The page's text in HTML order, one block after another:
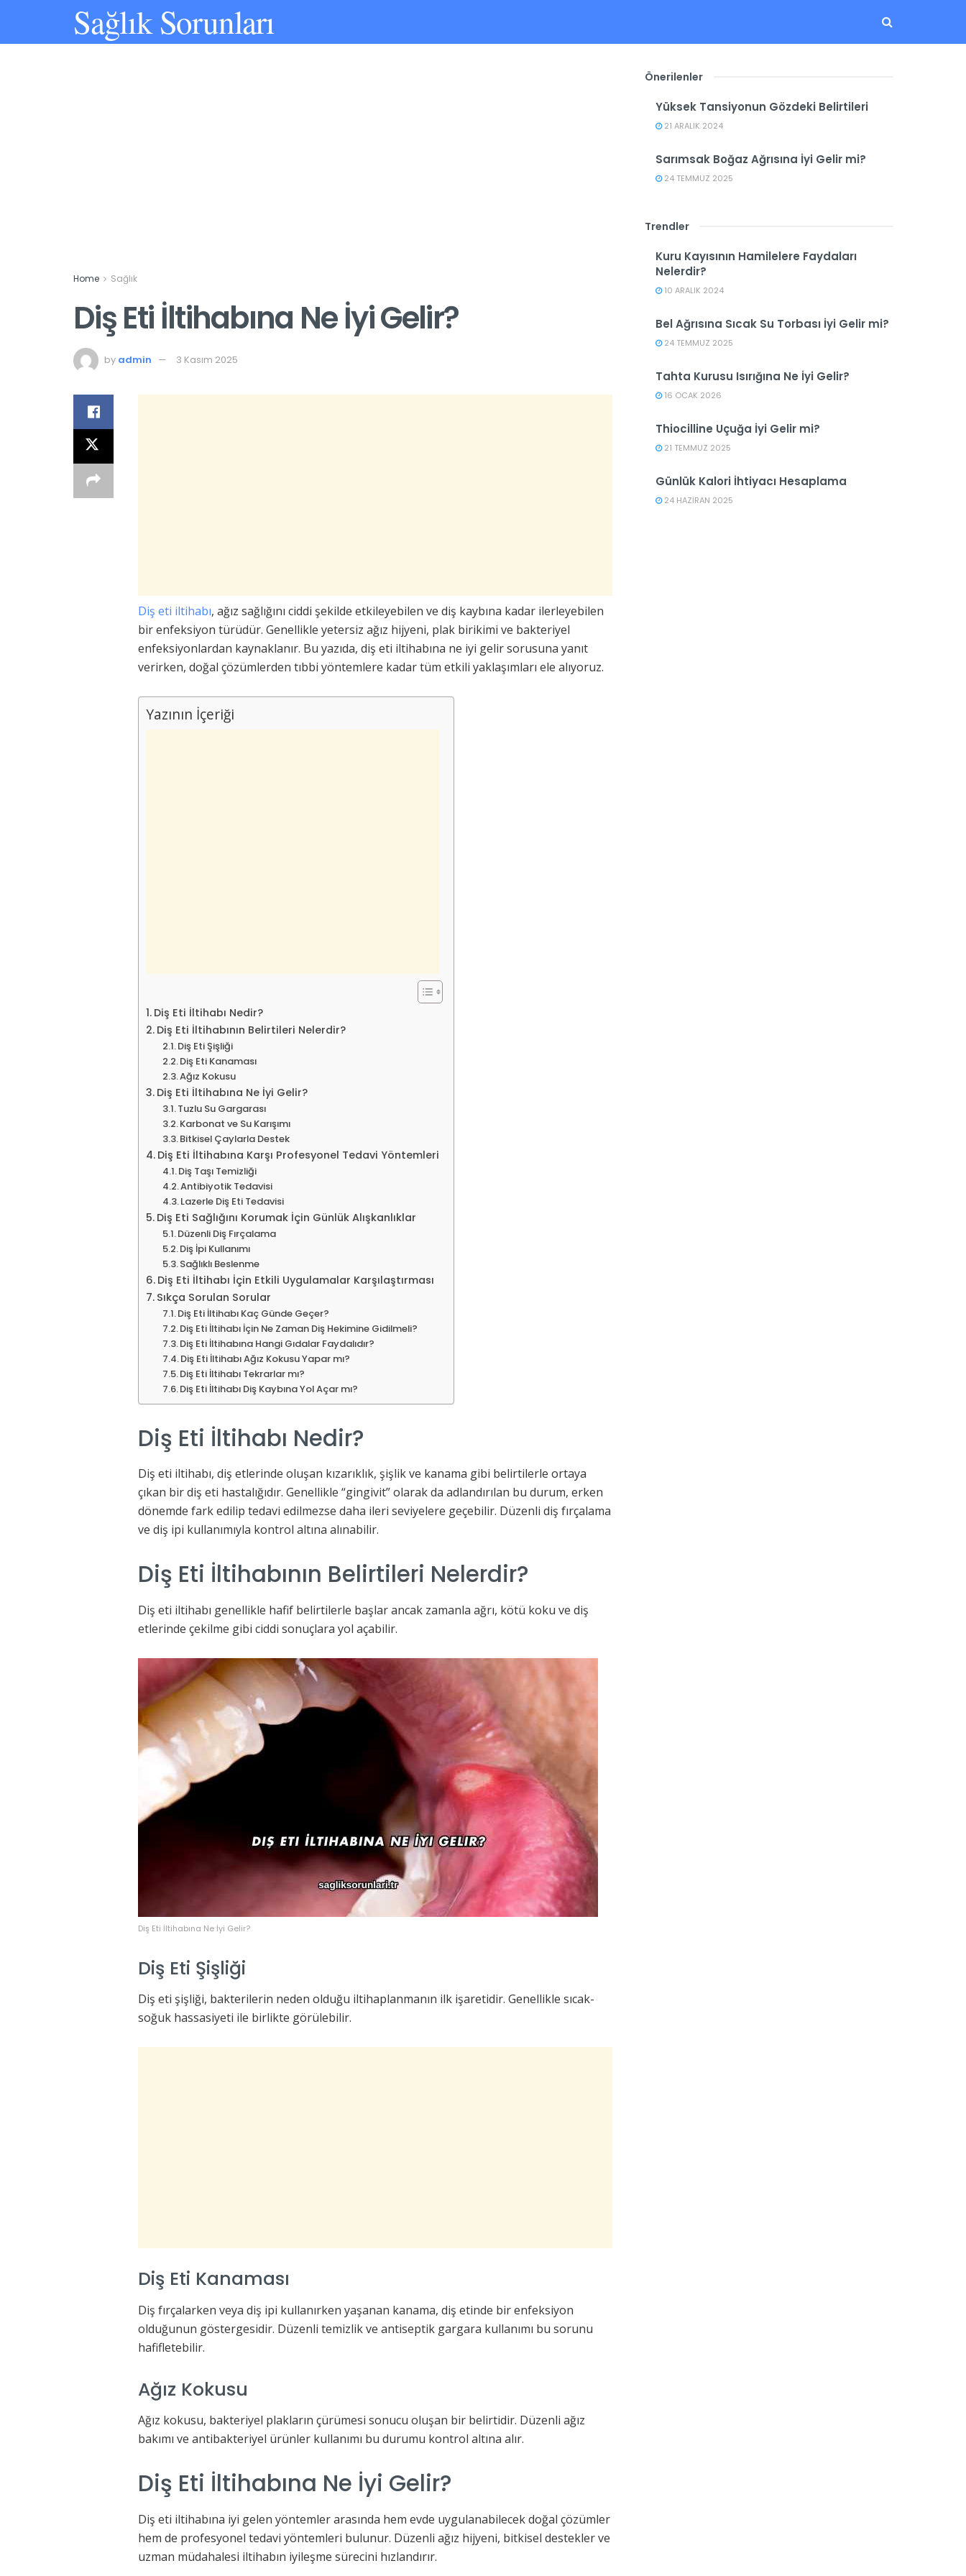
Sağlık Sorunları
Home Sağlık
Diş Eti İltihabına Ne İyi Gelir?
by admin 3 Kasım 2025
Diş eti iltihabı, ağız sağlığını ciddi şekilde etkileyebilen ve diş kaybına kadar ilerleyebilen
bir enfeksiyon türüdür. Genellikle yetersiz ağız hijyeni, plak birikimi ve bakteriyel
enfeksiyonlardan kaynaklanır. Bu yazıda, diş eti iltihabına ne iyi gelir sorusuna yanıt
verirken, doğal çözümlerden tıbbi yöntemlere kadar tüm etkili yaklaşımları ele alıyoruz.
Yazının İçeriği
Diş Eti İltihabı Nedir?
Diş Eti İltihabının Belirtileri Nelerdir?
Diş Eti Şişliği
Diş Eti Kanaması
Ağız Kokusu
Diş Eti İltihabına Ne İyi Gelir?
Tuzlu Su Gargarası
Karbonat ve Su Karışımı
Bitkisel Çaylarla Destek
Diş Eti İltihabına Karşı Profesyonel Tedavi Yöntemleri
Diş Taşı Temizliği
Antibiyotik Tedavisi
Lazerle Diş Eti Tedavisi
Diş Eti Sağlığını Korumak İçin Günlük Alışkanlıklar
Düzenli Diş Fırçalama
Diş İpi Kullanımı
Sağlıklı Beslenme
Diş Eti İltihabı İçin Etkili Uygulamalar Karşılaştırması
Sıkça Sorulan Sorular
Diş Eti İltihabı Kaç Günde Geçer?
Diş Eti İltihabı İçin Ne Zaman Diş Hekimine Gidilmeli?
Diş Eti İltihabına Hangi Gıdalar Faydalıdır?
Diş Eti İltihabı Ağız Kokusu Yapar mı?
Diş Eti İltihabı Tekrarlar mı?
Diş Eti İltihabı Diş Kaybına Yol Açar mı?
Diş Eti İltihabı Nedir?
Diş eti iltihabı, diş etlerinde oluşan kızarıklık, şişlik ve kanama gibi belirtilerle ortaya
çıkan bir diş eti hastalığıdır. Genellikle “gingivit” olarak da adlandırılan bu durum, erken
dönemde fark edilip tedavi edilmezse daha ileri seviyelere geçebilir. Düzenli diş fırçalama
ve diş ipi kullanımıyla kontrol altına alınabilir.
Diş Eti İltihabının Belirtileri Nelerdir?
Diş eti iltihabı genellikle hafif belirtilerle başlar ancak zamanla ağrı, kötü koku ve diş
etlerinde çekilme gibi ciddi sonuçlara yol açabilir.
Diş Eti İltihabına Ne İyi Gelir?
Diş Eti Şişliği
Diş eti şişliği, bakterilerin neden olduğu iltihaplanmanın ilk işaretidir. Genellikle sıcak-
soğuk hassasiyeti ile birlikte görülebilir.
Diş Eti Kanaması
Diş fırçalarken veya diş ipi kullanırken yaşanan kanama, diş etinde bir enfeksiyon
olduğunun göstergesidir. Düzenli temizlik ve antiseptik gargara kullanımı bu sorunu
hafifletebilir.
Ağız Kokusu
Ağız kokusu, bakteriyel plakların çürümesi sonucu oluşan bir belirtidir. Düzenli ağız
bakımı ve antibakteriyel ürünler kullanımı bu durumu kontrol altına alır.
Diş Eti İltihabına Ne İyi Gelir?
Diş eti iltihabına iyi gelen yöntemler arasında hem evde uygulanabilecek doğal çözümler
hem de profesyonel tedavi yöntemleri bulunur. Düzenli ağız hijyeni, bitkisel destekler ve
uzman müdahalesi iltihabın iyileşme sürecini hızlandırır.
Önerilenler
Yüksek Tansiyonun Gözdeki Belirtileri
21 ARALIK 2024
Sarımsak Boğaz Ağrısına İyi Gelir mi?
24 TEMMUZ 2025
Trendler
Kuru Kayısının Hamilelere Faydaları
Nelerdir?
10 ARALIK 2024
Bel Ağrısına Sıcak Su Torbası İyi Gelir mi?
24 TEMMUZ 2025
Tahta Kurusu Isırığına Ne İyi Gelir?
16 OCAK 2026
Thiocilline Uçuğa İyi Gelir mi?
21 TEMMUZ 2025
Günlük Kalori İhtiyacı Hesaplama
24 HAZIRAN 2025